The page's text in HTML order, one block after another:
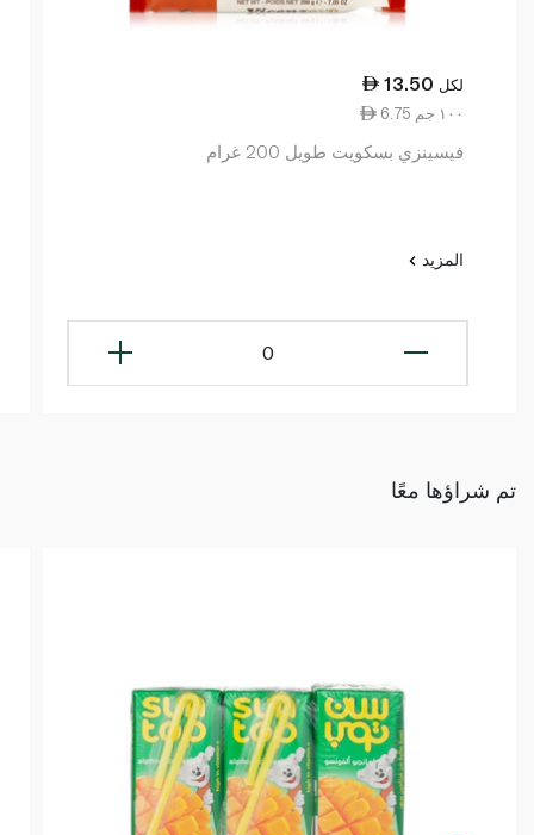
13.50 لكل
6.75 ١٠٠ جم
فيسينزي بسكويت طويل 200 غرام
المزيد
0
تم شراؤها معًا